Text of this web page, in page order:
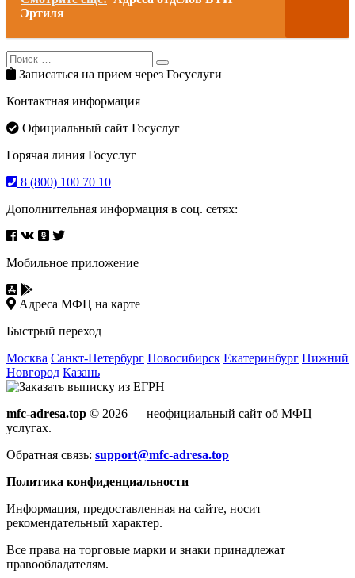
Эртиля
Search
for:
Search
Записаться на прием через Госуслуги
Контактная информация
Официальный сайт Госуслуг
Горячая линия Госуслуг
8 (800) 100 70 10
Дополнительная информация в соц. сетях:
Мобильное приложение
Адреса МФЦ на карте
Быстрый переход
Москва Санкт-Петербург Новосибирск Екатеринбург Нижний
Новгород Казань
mfc-adresa.top © 2026 — неофициальный сайт об МФЦ
услугах.
Обратная связь: support@mfc-adresa.top
Политика конфиденциальности
Информация, предоставленная на сайте, носит
рекомендательный характер.
Все права на торговые марки и знаки принадлежат
правообладателям.